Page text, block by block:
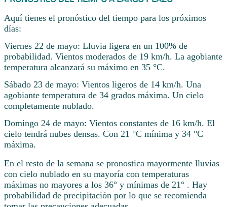
Aquí tienes el pronóstico del tiempo para los próximos
días:
Viernes 22 de mayo: Lluvia ligera en un 100% de
probabilidad. Vientos moderados de 19 km/h. La agobiante
temperatura alcanzará su máximo en 35 °C.
Sábado 23 de mayo: Vientos ligeros de 14 km/h. Una
agobiante temperatura de 34 grados máxima. Un cielo
completamente nublado.
Domingo 24 de mayo: Vientos constantes de 16 km/h. El
cielo tendrá nubes densas. Con 21 °C mínima y 34 °C
máxima.
En el resto de la semana se pronostica mayormente lluvias
con cielo nublado en su mayoría con temperaturas
máximas no mayores a los 36° y mínimas de 21° . Hay
probabilidad de precipitación por lo que se recomienda